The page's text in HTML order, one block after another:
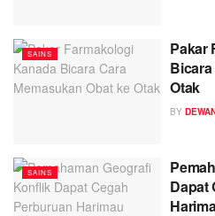
SAINS
Pakar
Otak
BY
SAINS
Dapat